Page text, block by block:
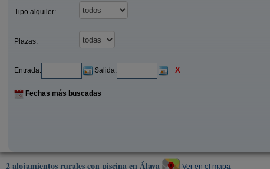
Tipo alquiler:
Plazas:
Entrada: Salida: X
Fechas más buscadas
2 alojamientos rurales con piscina en Álava Ver en el mapa